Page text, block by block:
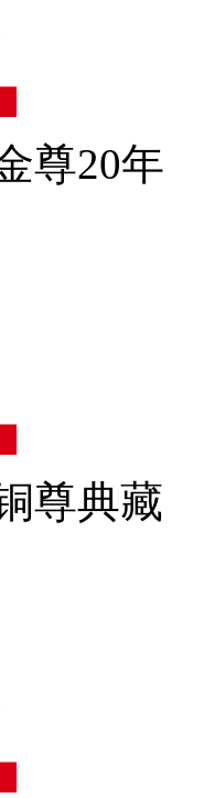
尊20年
尊典藏